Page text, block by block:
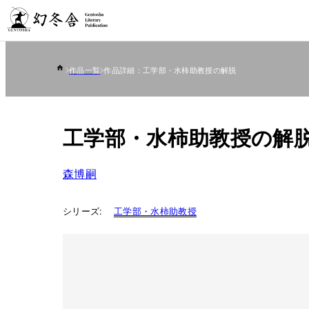
作品一覧 作品詳細：工学部・水柿助教授の解脱
工学部・水柿助教授の解
森博嗣
シリーズ: 工学部・水柿助教授